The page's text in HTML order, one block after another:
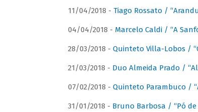
11/04/2018 - Tiago Rossato /
04/04/2018 - Marcelo Caldi / “A
28/03/2018 - Quinteto Villa-Lobos /
21/03/2018 - Duo Almeida Prado /
07/02/2018 - Quinteto Parambuco /
31/01/2018 - Bruno Barbosa / “Pó de